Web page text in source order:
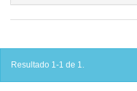
Resultado 1-1 de 1.